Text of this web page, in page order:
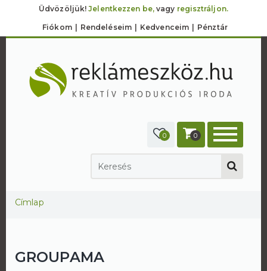
Üdvözöljük!Jelentkezzen be,vagy regisztráljon.
Fiókom Rendeléseim Kedvenceim Pénztár
0 0
Jelenlegi hely
Címlap
GROUPAMA